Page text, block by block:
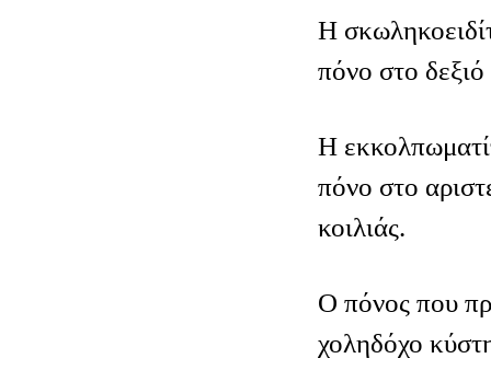
Η
πόνο στο
Η
πόνο στο
κοιλιάς.
Ο πόνος που
χοληδόχο